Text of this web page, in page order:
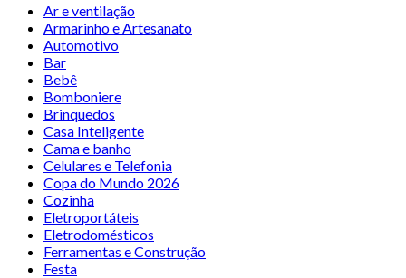
Ar e ventilação
Armarinho e Artesanato
Automotivo
Bar
Bebê
Bomboniere
Brinquedos
Casa Inteligente
Cama e banho
Celulares e Telefonia
Copa do Mundo 2026
Cozinha
Eletroportáteis
Eletrodomésticos
Ferramentas e Construção
Festa